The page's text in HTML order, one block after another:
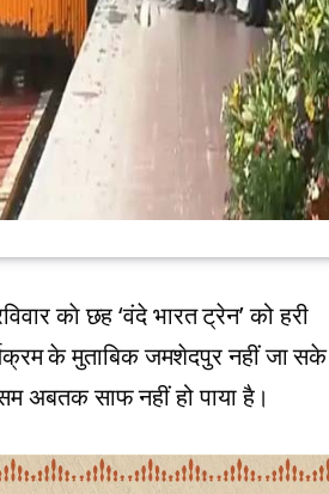
काे छह ‘वंदे भारत ट्रेन’ को हरी
के मुताबिक जमशेदपुर नहीं जा सके
अबतक साफ नहीं हो पाया है।